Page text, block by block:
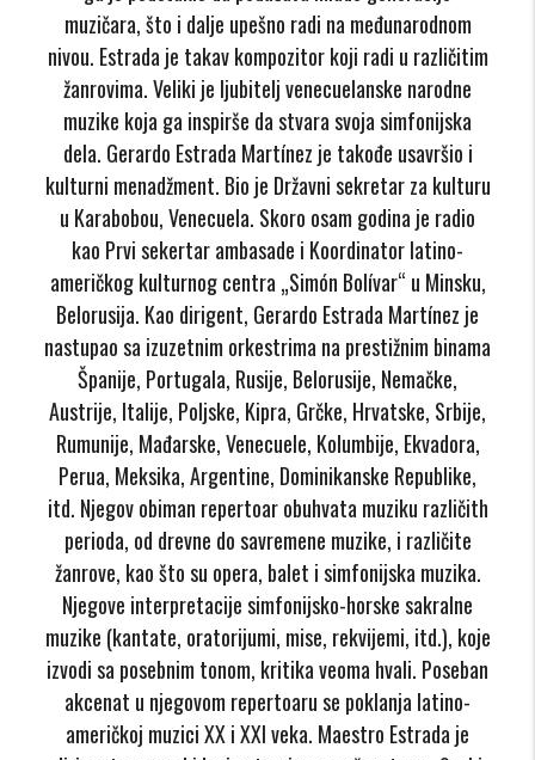
muzičara, što i dalje upešno radi na međunarodnom
nivou. Estrada je takav kompozitor koji radi u različitim
žanrovima. Veliki je ljubitelj venecuelanske narodne
muzike koja ga inspirše da stvara svoja simfonijska
dela. Gerardo Estrada Martínez je takođe usavršio i
kulturni menadžment. Bio je Državni sekretar za kulturu
u Karabobou, Venecuela. Skoro osam godina je radio
kao Prvi sekertar ambasade i Koordinator latino-
američkog kulturnog centra „Simón Bolívar“ u Minsku,
Belorusija. Kao dirigent, Gerardo Estrada Martínez je
nastupao sa izuzetnim orkestrima na prestižnim binama
Španije, Portugala, Rusije, Belorusije, Nemačke,
Austrije, Italije, Poljske, Kipra, Grčke, Hrvatske, Srbije,
Rumunije, Mađarske, Venecuele, Kolumbije, Ekvadora,
Perua, Meksika, Argentine, Dominikanske Republike,
itd. Njegov obiman repertoar obuhvata muziku različith
perioda, od drevne do savremene muzike, i različite
žanrove, kao što su opera, balet i simfonijska muzika.
Njegove interpretacije simfonijsko-horske sakralne
muzike (kantate, oratorijumi, mise, rekvijemi, itd.), koje
izvodi sa posebnim tonom, kritika veoma hvali. Poseban
akcenat u njegovom repertoaru se poklanja latino-
američkoj muzici XX i XXI veka. Maestro Estrada je